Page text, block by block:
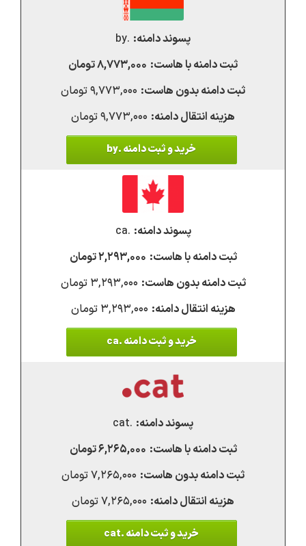
.by
۸,۷۷۳,۰۰۰ تومان
۹,۷۷۳,۰۰۰ تومان
۹,۷۷۳,۰۰۰ تومان
خرید و ثبت دامنه .by
.ca
۲,۲۹۳,۰۰۰ تومان
۳,۲۹۳,۰۰۰ تومان
۳,۲۹۳,۰۰۰ تومان
خرید و ثبت دامنه .ca
.cat
۶,۲۶۵,۰۰۰ تومان
۷,۲۶۵,۰۰۰ تومان
۷,۲۶۵,۰۰۰ تومان
خرید و ثبت دامنه .cat